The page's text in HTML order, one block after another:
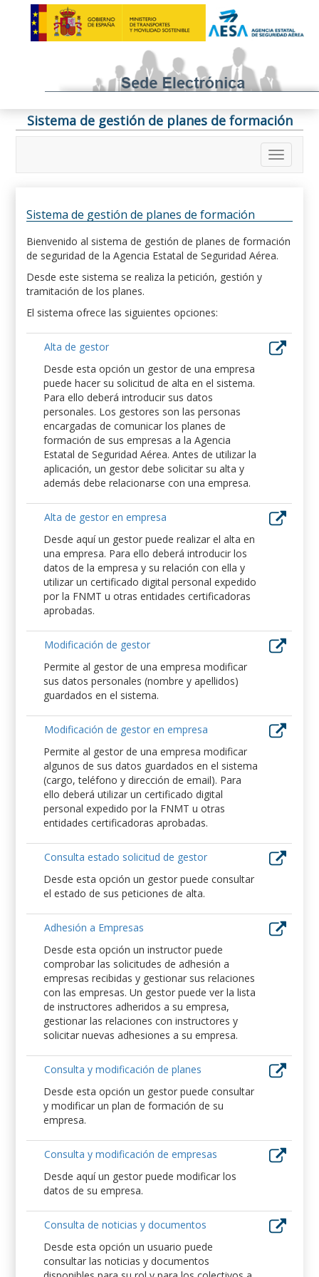
Sistema de gestión de planes de formación
Sistema de gestión de planes de formación
Bienvenido al sistema de gestión de planes de formación
de seguridad de la Agencia Estatal de Seguridad Aérea.
Desde este sistema se realiza la petición, gestión y
tramitación de los planes.
El sistema ofrece las siguientes opciones:
Alta de gestor
Desde esta opción un gestor de una empresa
puede hacer su solicitud de alta en el sistema.
Para ello deberá introducir sus datos
personales. Los gestores son las personas
encargadas de comunicar los planes de
formación de sus empresas a la Agencia
Estatal de Seguridad Aérea. Antes de utilizar la
aplicación, un gestor debe solicitar su alta y
además debe relacionarse con una empresa.
Alta de gestor en empresa
Desde aquí un gestor puede realizar el alta en
una empresa. Para ello deberá introducir los
datos de la empresa y su relación con ella y
utilizar un certificado digital personal expedido
por la FNMT u otras entidades certificadoras
aprobadas.
Modificación de gestor
Permite al gestor de una empresa modificar
sus datos personales (nombre y apellidos)
guardados en el sistema.
Modificación de gestor en empresa
Permite al gestor de una empresa modificar
algunos de sus datos guardados en el sistema
(cargo, teléfono y dirección de email). Para
ello deberá utilizar un certificado digital
personal expedido por la FNMT u otras
entidades certificadoras aprobadas.
Consulta estado solicitud de gestor
Desde esta opción un gestor puede consultar
el estado de sus peticiones de alta.
Adhesión a Empresas
Desde esta opción un instructor puede
comprobar las solicitudes de adhesión a
empresas recibidas y gestionar sus relaciones
con las empresas. Un gestor puede ver la lista
de instructores adheridos a su empresa,
gestionar las relaciones con instructores y
solicitar nuevas adhesiones a su empresa.
Consulta y modificación de planes
Desde esta opción un gestor puede consultar
y modificar un plan de formación de su
empresa.
Consulta y modificación de empresas
Desde aquí un gestor puede modificar los
datos de su empresa.
Consulta de noticias y documentos
Desde esta opción un usuario puede
consultar las noticias y documentos